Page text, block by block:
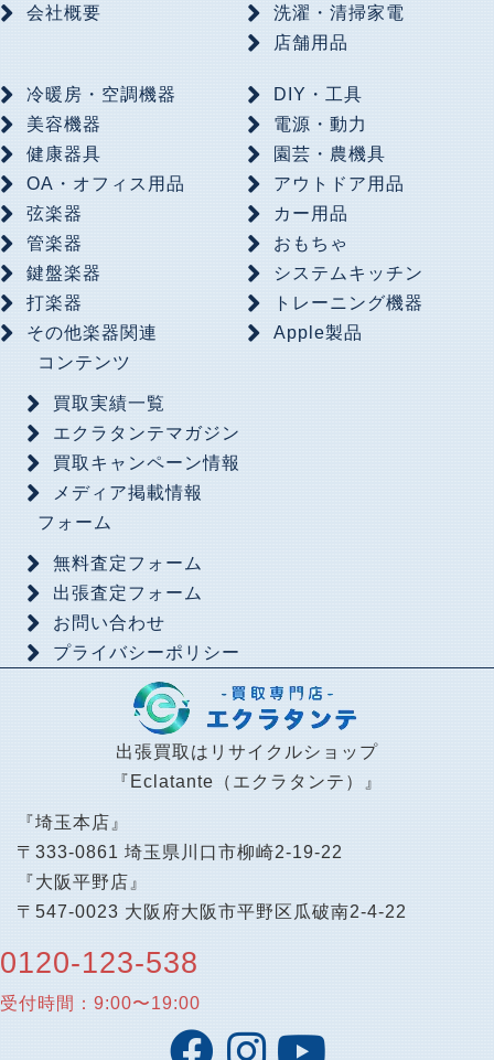
会社概要
洗濯・清掃家電
店舗用品
冷暖房・空調機器
美容機器
健康器具
OA・オフィス用品
弦楽器
管楽器
鍵盤楽器
打楽器
その他楽器関連
DIY・工具
電源・動力
園芸・農機具
アウトドア用品
カー用品
おもちゃ
システムキッチン
トレーニング機器
Apple製品
コンテンツ
買取実績一覧
エクラタンテマガジン
買取キャンペーン情報
メディア掲載情報
フォーム
無料査定フォーム
出張査定フォーム
お問い合わせ
プライバシーポリシー
出張買取はリサイクルショップ
『Eclatante（エクラタンテ）』
『埼玉本店』
〒333-0861 埼玉県川口市柳崎2-19-22
『大阪平野店』
〒547-0023 大阪府大阪市平野区瓜破南2-4-22
0120-123-538
受付時間：9:00〜19:00